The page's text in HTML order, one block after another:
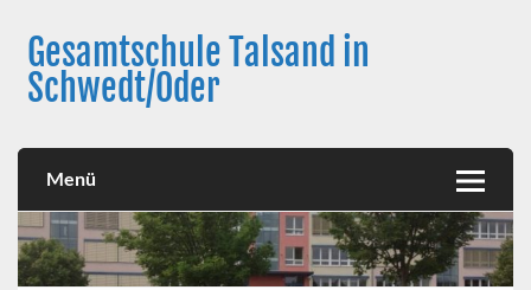
contentGesamtschule Talsand in
Schwedt/Oder
Menü